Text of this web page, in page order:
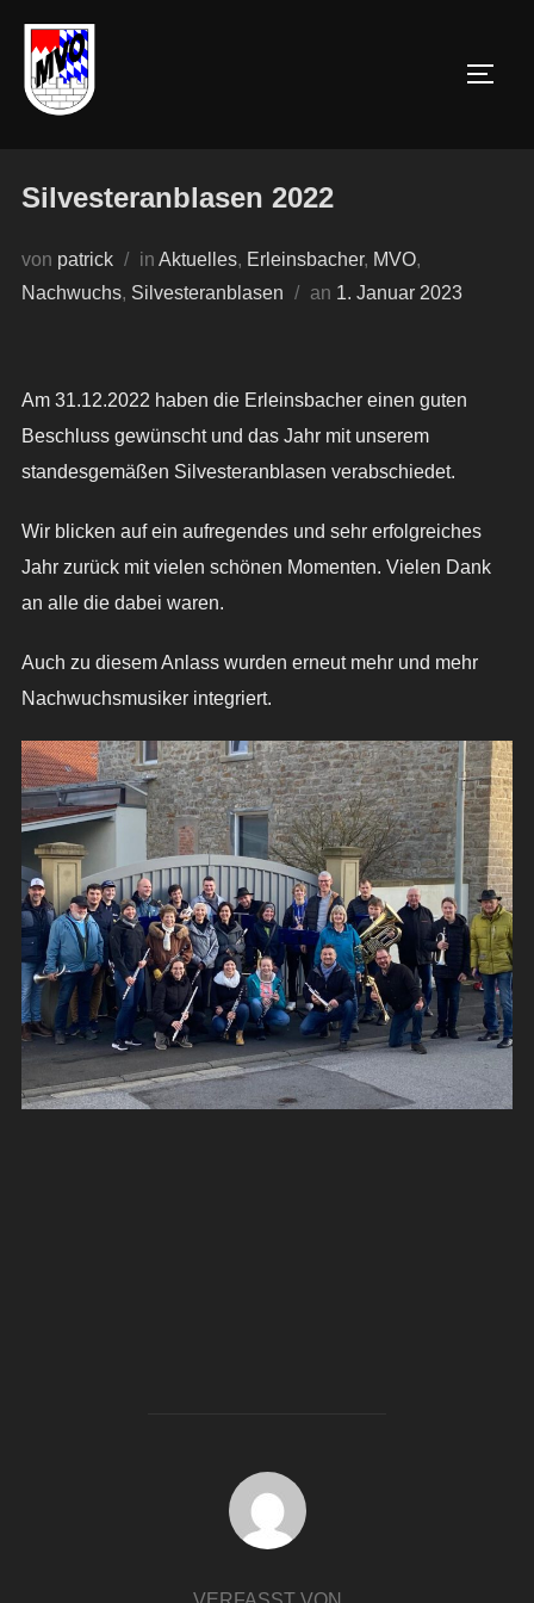
Inhalt
springen
Silvesteranblasen 2022
von patrick in Aktuelles, Erleinsbacher, MVO,
Nachwuchs, Silvesteranblasen an Veröffentlicht
1. Januar 2023
Am 31.12.2022 haben die Erleinsbacher einen guten
Beschluss gewünscht und das Jahr mit unserem
standesgemäßen Silvesteranblasen verabschiedet.
Wir blicken auf ein aufregendes und sehr erfolgreiches
Jahr zurück mit vielen schönen Momenten. Vielen Dank
an alle die dabei waren.
Auch zu diesem Anlass wurden erneut mehr und mehr
Nachwuchsmusiker integriert.
BEITRAGSAUTOR